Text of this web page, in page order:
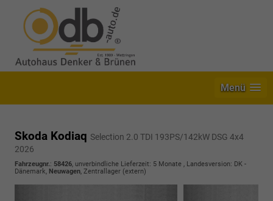
Menü
Skoda Kodiaq Selection 2.0 TDI 193PS/142kW DSG 4x4
2026
Fahrzeugnr.: 58426, unverbindliche Lieferzeit: 5 Monate , Landesversion: DK -
Dänemark, Neuwagen, Zentrallager (extern)